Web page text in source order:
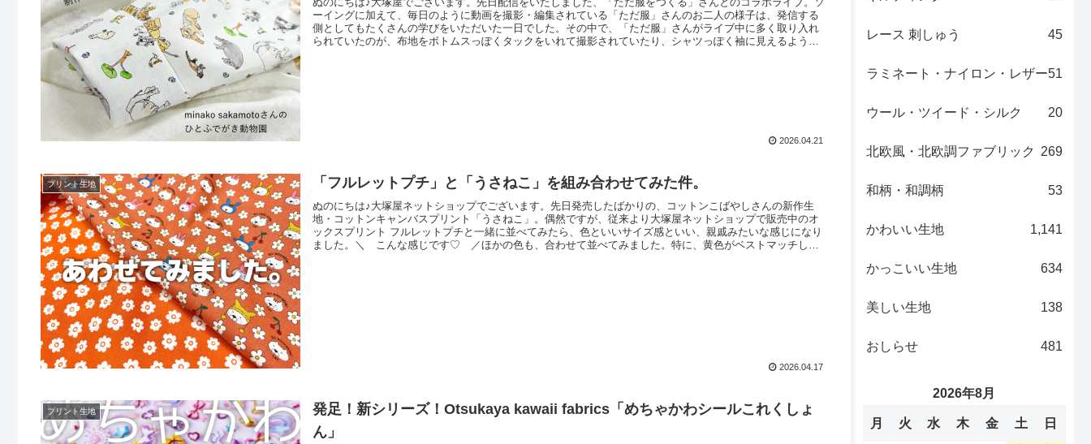
ーイングに加えて、毎日のように動画を撮影・編集されている「ただ服」さんのお二人の様子は、発信する
側としてもたくさんの学びをいただいた一日でした。その中で、「ただ服」さんがライブ中に多く取り入れ
られていたのが、布地をボトムスっぽくタックをいれて撮影されていたり、シャツっぽく袖に見えるように
2026.04.21
プリント生地 「フルレットプチ」と「うさねこ」を組み合わせてみた件。
ぬのにちは♪大塚屋ネットショップでございます。先日発売したばかりの、コットンこばやしさんの新作生
地・コットンキャンバスプリント「うさねこ」。偶然ですが、従来より大塚屋ネットショップで販売中のオ
ックスプリント フルレットプチと一緒に並べてみたら、色といいサイズ感といい、親戚みたいな感じになり
ました。＼ こんな感じです♡ ／ほかの色も、合わせて並べてみました。特に、黄色がベストマッチして
2026.04.17
プリント生地
発足！新シリーズ！Otsukaya kawaii fabrics「めちゃかわシールこれくしょ
ん」
レース 刺しゅう 45
ラミネート・ナイロン・レザー51
ウール・ツイード・シルク 20
北欧風・北欧調ファブリック 269
和柄・和調柄 53
かわいい生地 1,141
かっこいい生地 634
美しい生地 138
おしらせ 481
2026年8月
月 火 水 木 金 土 日